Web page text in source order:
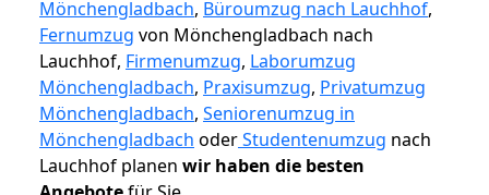
Mönchengladbach, Büroumzug nach Lauchhof,
Fernumzug von Mönchengladbach nach
Lauchhof, Firmenumzug, Laborumzug
Mönchengladbach, Praxisumzug, Privatumzug
Mönchengladbach, Seniorenumzug in
Mönchengladbach oderStudentenumzug nach
Lauchhof planen wir haben die besten